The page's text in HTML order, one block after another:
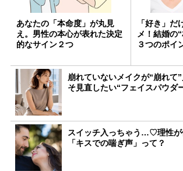
あなたの「本命度」が丸見
え。男性の本心が表れた決定
的なサイン２つ
「好き」だ
メ！結婚の
３つのポイ
崩れていないメイクが“崩れて
そ見直したい“フェイスパウダ
スイッチ入っちゃう…♡理性が
「キスでの喘ぎ声」って？